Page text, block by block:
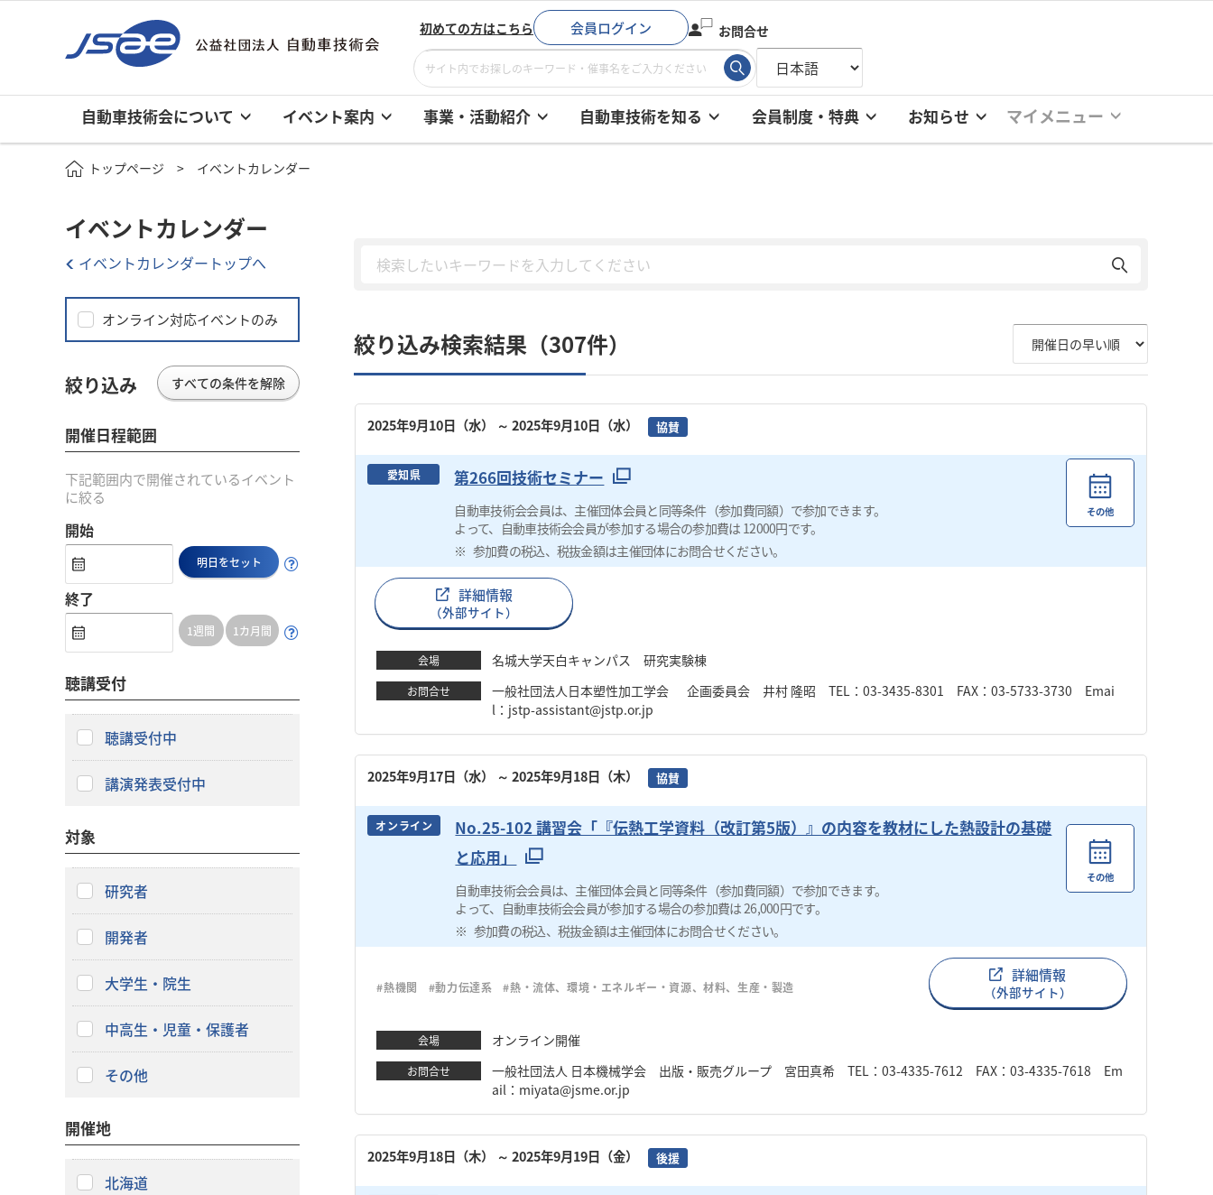
初めての方はこちら 会員ログイン お問合せ
自動車技術会について イベント案内 事業・活動紹介 自動車技術を知る 会員制度・特典 お知らせ マイメニュー
トップページ イベントカレンダー
絞り込み検索結果（307件）
2025年9月10日（水） ～ 2025年9月10日（水） 協賛
愛知県 第266回技術セミナー
自動車技術会会員は、主催団体会員と同等条件（参加費同額）で参加できます。
よって、自動車技術会会員が参加する場合の参加費は 12000円です。
参加費の税込、税抜金額は主催団体にお問合せください。
その他
詳細情報
（外部サイト）
会場 名城大学天白キャンパス 研究実験棟
お問合せ
一般社団法人日本塑性加工学会 企画委員会 井村 隆昭 TEL：03-3435-8301 FAX：03-5733-3730 Emai
l：jstp-assistant@jstp.or.jp
2025年9月17日（水） ～ 2025年9月18日（木） 協賛
オンライン
No.25-102 講習会「『伝熱工学資料（改訂第5版）』の内容を教材にした熱設計の基礎
と応用」
自動車技術会会員は、主催団体会員と同等条件（参加費同額）で参加できます。
よって、自動車技術会会員が参加する場合の参加費は 26,000円です。
参加費の税込、税抜金額は主催団体にお問合せください。
その他
#熱機関 #動力伝達系 #熱・流体、環境・エネルギー・資源、材料、生産・製造
詳細情報
（外部サイト）
会場 オンライン開催
お問合せ
一般社団法人 日本機械学会 出版・販売グループ 宮田真希 TEL：03-4335-7612 FAX：03-4335-7618 Em
ail：miyata@jsme.or.jp
2025年9月18日（木） ～ 2025年9月19日（金） 後援
イベントカレンダー
イベントカレンダートップへ
オンライン対応イベントのみ
絞り込み すべての条件を解除
開催日程範囲
下記範囲内で開催されているイベント
に絞る
開始
明日をセット
終了
1週間 1カ月間
聴講受付
聴講受付中
講演発表受付中
対象
研究者
開発者
大学生・院生
中高生・児童・保護者
その他
開催地
北海道